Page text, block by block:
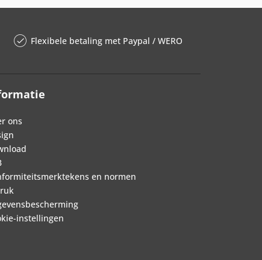
Flexibele betaling met Paypal / WERO
ons
en normen
instellingen